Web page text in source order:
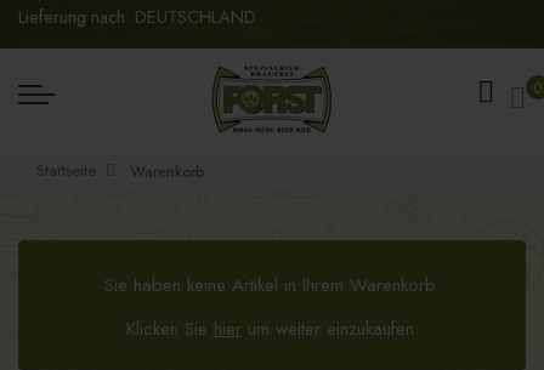
Lieferung nach: DEUTSCHLAND
0
Startseite Warenkorb
Sie haben keine Artikel in Ihrem Warenkorb.
Klicken Sie hier um weiter einzukaufen.